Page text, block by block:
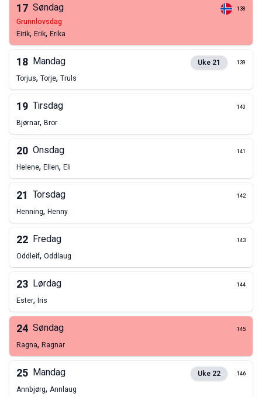
17 Søndag 138
grunnlovsdag
Eirik, Erik, Erika
18 Mandag Uke 21 139
Torjus, Torje, Truls
19 Tirsdag 140
Bjørnar, Bror
20 Onsdag 141
Helene, Ellen, Eli
21 Torsdag 142
Henning, Henny
22 Fredag 143
Oddleif, Oddlaug
23 Lørdag 144
Ester, Iris
24 Søndag 145
Ragna, Ragnar
25 Mandag Uke 22 146
Annbjørg, Annlaug